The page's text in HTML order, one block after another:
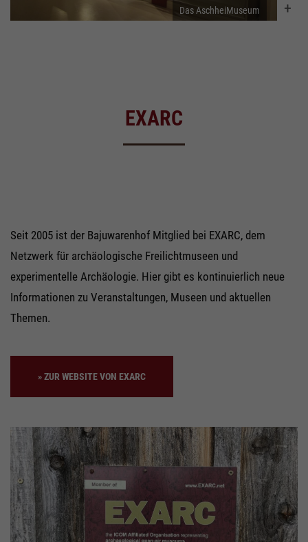
Das AschheiMuseum
EXARC
Seit 2005 ist der Bajuwarenhof Mitglied bei EXARC, dem
Netzwerk für archäologische Freilichtmuseen und
experimentelle Archäologie. Hier gibt es kontinuierlich neue
Informationen zu Veranstaltungen, Museen und aktuellen
Themen.
ZUR WEBSITE VON EXARC